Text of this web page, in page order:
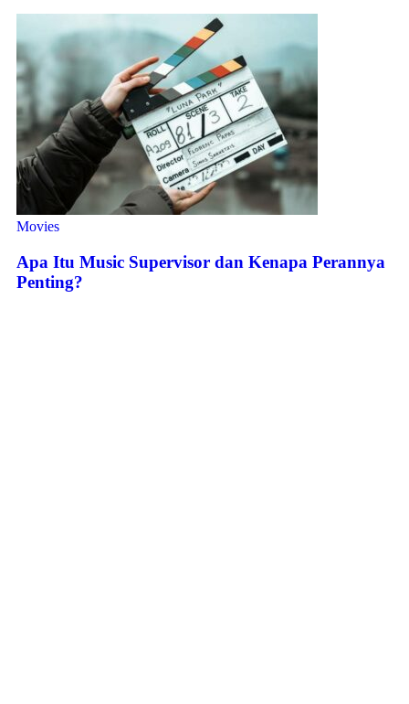
Movies
Apa Itu Music Supervisor dan Kenapa Perannya
Penting?